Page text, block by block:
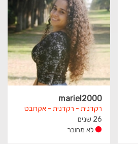
mariel2000
רקדנית - רקדנית - אקרובט
26 שנים
לא מחובר